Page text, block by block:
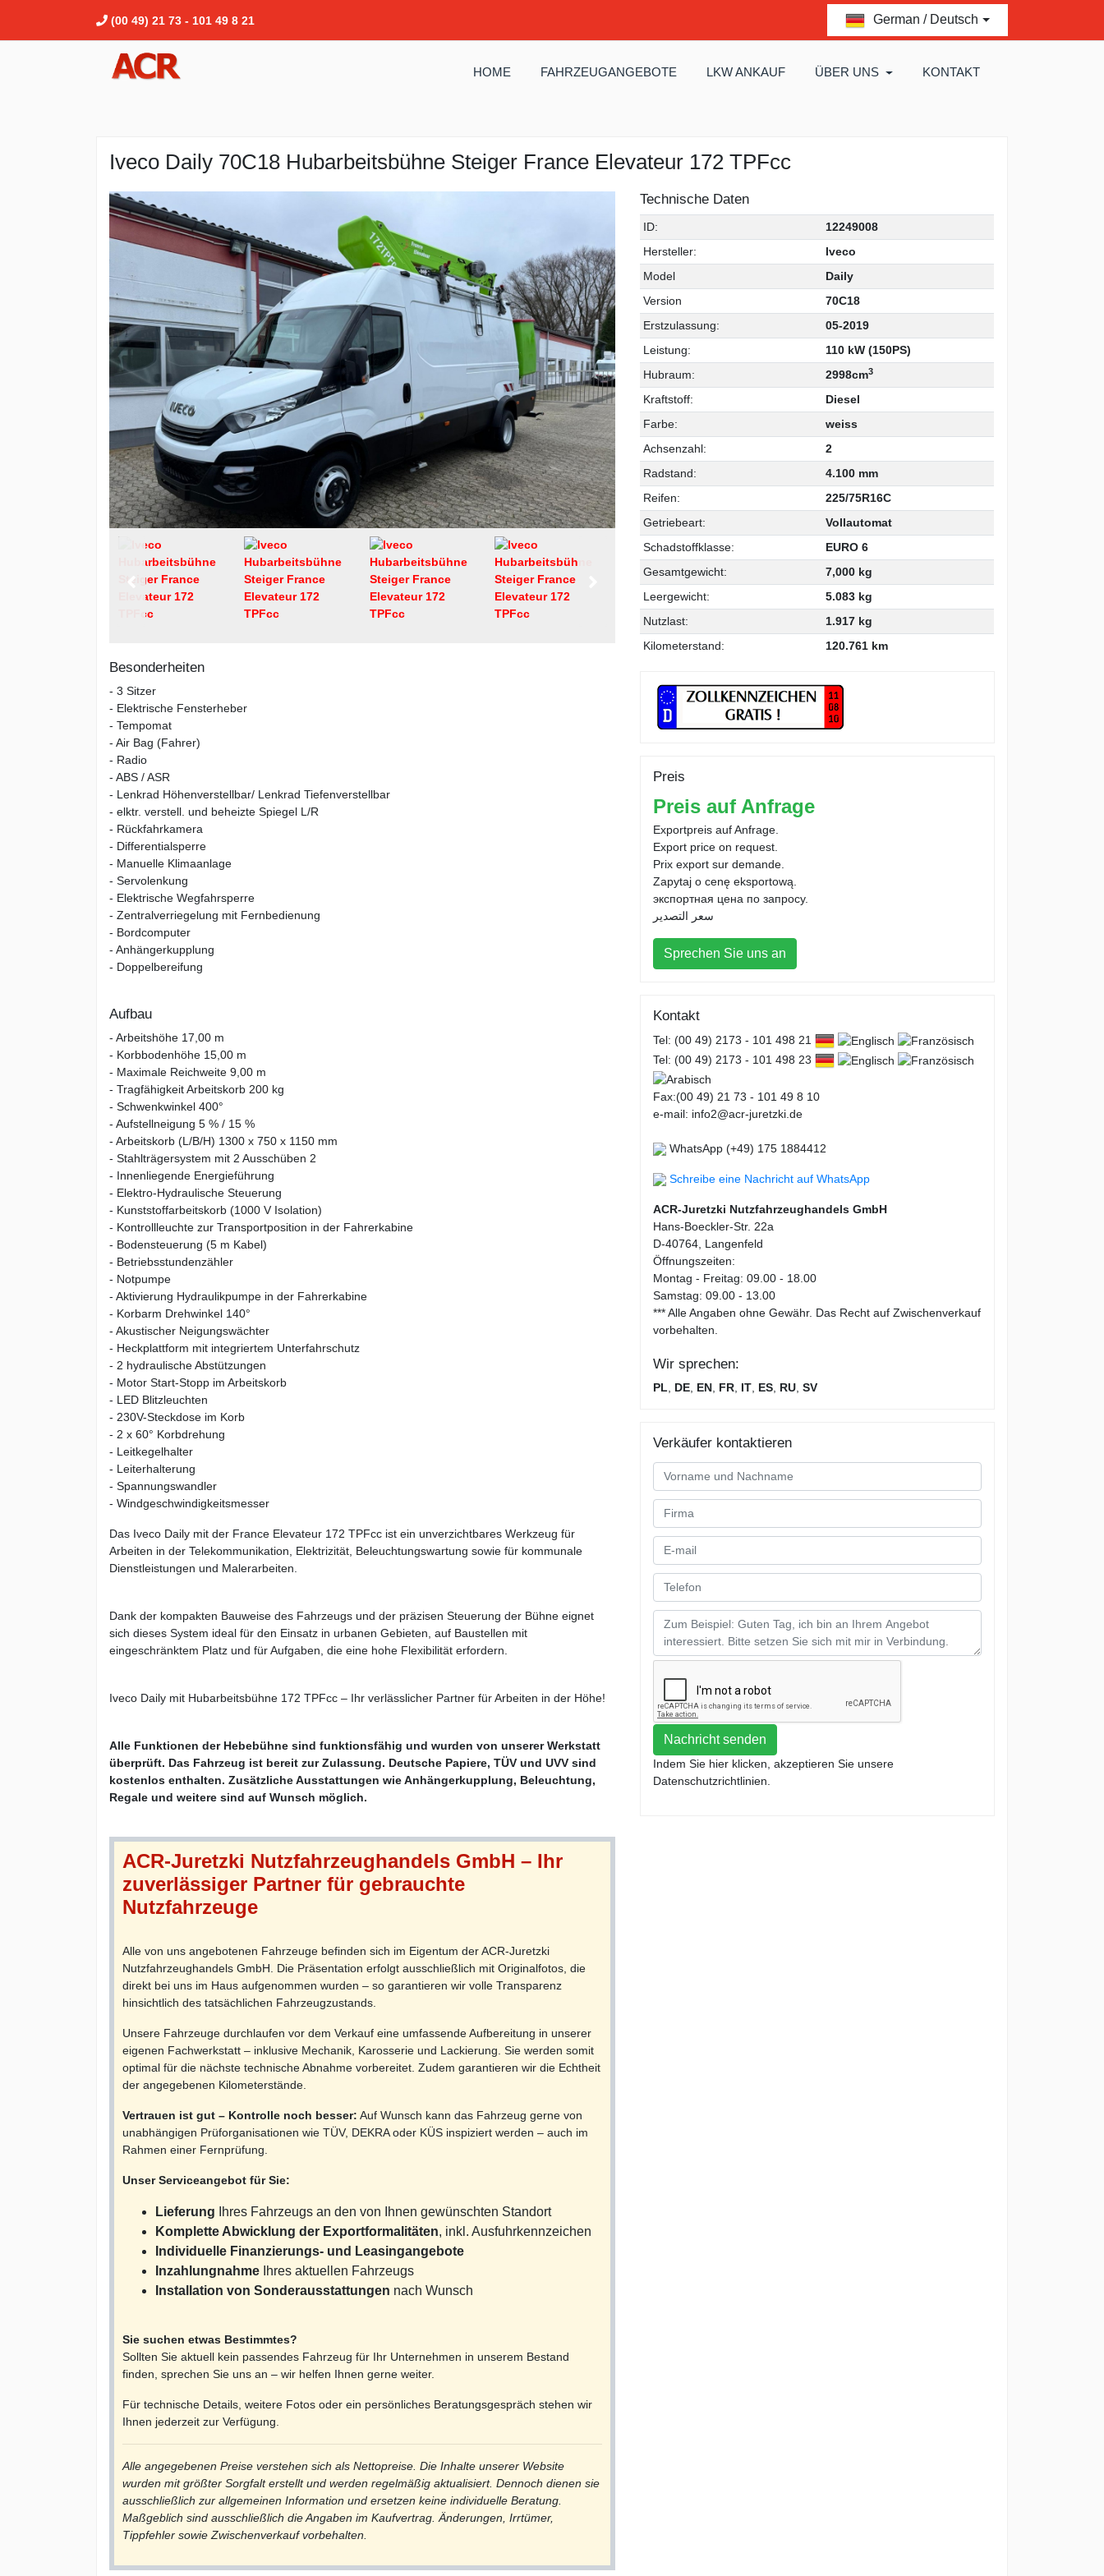
(00 49) 21 73 - 101 49 8 21 German / Deutsch
HOME FAHRZEUGANGEBOTE LKW ANKAUF ÜBER UNS KONTAKT
Iveco Daily 70C18 Hubarbeitsbühne Steiger France Elevateur 172 TPFcc
Besonderheiten
- 3 Sitzer
- Elektrische Fensterheber
- Tempomat
- Air Bag (Fahrer)
- Radio
- ABS / ASR
- Lenkrad Höhenverstellbar/ Lenkrad Tiefenverstellbar
- elktr. verstell. und beheizte Spiegel L/R
- Rückfahrkamera
- Differentialsperre
- Manuelle Klimaanlage
- Servolenkung
- Elektrische Wegfahrsperre
- Zentralverriegelung mit Fernbedienung
- Bordcomputer
- Anhängerkupplung
- Doppelbereifung
Aufbau
- Arbeitshöhe 17,00 m
- Korbbodenhöhe 15,00 m
- Maximale Reichweite 9,00 m
- Tragfähigkeit Arbeitskorb 200 kg
- Schwenkwinkel 400°
- Aufstellneigung 5 % / 15 %
- Arbeitskorb (L/B/H) 1300 x 750 x 1150 mm
- Stahlträgersystem mit 2 Ausschüben 2
- Innenliegende Energieführung
- Elektro-Hydraulische Steuerung
- Kunststoffarbeitskorb (1000 V Isolation)
- Kontrollleuchte zur Transportposition in der Fahrerkabine
- Bodensteuerung (5 m Kabel)
- Betriebsstundenzähler
- Notpumpe
- Aktivierung Hydraulikpumpe in der Fahrerkabine
- Korbarm Drehwinkel 140°
- Akustischer Neigungswächter
- Heckplattform mit integriertem Unterfahrschutz
- 2 hydraulische Abstützungen
- Motor Start-Stopp im Arbeitskorb
- LED Blitzleuchten
- 230V-Steckdose im Korb
- 2 x 60° Korbdrehung
- Leitkegelhalter
- Leiterhalterung
- Spannungswandler
- Windgeschwindigkeitsmesser
Das Iveco Daily mit der France Elevateur 172 TPFcc ist ein unverzichtbares Werkzeug für
Arbeiten in der Telekommunikation, Elektrizität, Beleuchtungswartung sowie für kommunale
Dienstleistungen und Malerarbeiten.
Dank der kompakten Bauweise des Fahrzeugs und der präzisen Steuerung der Bühne eignet
sich dieses System ideal für den Einsatz in urbanen Gebieten, auf Baustellen mit
eingeschränktem Platz und für Aufgaben, die eine hohe Flexibilität erfordern.
Iveco Daily mit Hubarbeitsbühne 172 TPFcc – Ihr verlässlicher Partner für Arbeiten in der Höhe!
Alle Funktionen der Hebebühne sind funktionsfähig und wurden von unserer Werkstatt
überprüft. Das Fahrzeug ist bereit zur Zulassung. Deutsche Papiere, TÜV und UVV sind
kostenlos enthalten. Zusätzliche Ausstattungen wie Anhängerkupplung, Beleuchtung,
Regale und weitere sind auf Wunsch möglich.
ACR-Juretzki Nutzfahrzeughandels GmbH – Ihr
zuverlässiger Partner für gebrauchte
Nutzfahrzeuge
Alle von uns angebotenen Fahrzeuge befinden sich im Eigentum der ACR-Juretzki
Nutzfahrzeughandels GmbH. Die Präsentation erfolgt ausschließlich mit Originalfotos, die
direkt bei uns im Haus aufgenommen wurden – so garantieren wir volle Transparenz
hinsichtlich des tatsächlichen Fahrzeugzustands.
Unsere Fahrzeuge durchlaufen vor dem Verkauf eine umfassende Aufbereitung in unserer
eigenen Fachwerkstatt – inklusive Mechanik, Karosserie und Lackierung. Sie werden somit
optimal für die nächste technische Abnahme vorbereitet. Zudem garantieren wir die Echtheit
der angegebenen Kilometerstände.
Vertrauen ist gut – Kontrolle noch besser: Auf Wunsch kann das Fahrzeug gerne von
unabhängigen Prüforganisationen wie TÜV, DEKRA oder KÜS inspiziert werden – auch im
Rahmen einer Fernprüfung.
Unser Serviceangebot für Sie:
Lieferung Ihres Fahrzeugs an den von Ihnen gewünschten Standort
Komplette Abwicklung der Exportformalitäten, inkl. Ausfuhrkennzeichen
Individuelle Finanzierungs- und Leasingangebote
Inzahlungnahme Ihres aktuellen Fahrzeugs
Installation von Sonderausstattungen nach Wunsch
Sie suchen etwas Bestimmtes?
Sollten Sie aktuell kein passendes Fahrzeug für Ihr Unternehmen in unserem Bestand
finden, sprechen Sie uns an – wir helfen Ihnen gerne weiter.
Für technische Details, weitere Fotos oder ein persönliches Beratungsgespräch stehen wir
Ihnen jederzeit zur Verfügung.
Alle angegebenen Preise verstehen sich als Nettopreise. Die Inhalte unserer Website
wurden mit größter Sorgfalt erstellt und werden regelmäßig aktualisiert. Dennoch dienen sie
ausschließlich zur allgemeinen Information und ersetzen keine individuelle Beratung.
Maßgeblich sind ausschließlich die Angaben im Kaufvertrag. Änderungen, Irrtümer,
Tippfehler sowie Zwischenverkauf vorbehalten.
Technische Daten
ID:
12249008
Hersteller:
Iveco
Model
Daily
Version
70C18
Erstzulassung:
05-2019
Leistung:
110 kW (150PS)
Hubraum:
2998cm3
Kraftstoff:
Diesel
Farbe:
weiss
Achsenzahl:
2
Radstand:
4.100 mm
Reifen:
225/75R16C
Getriebeart:
Vollautomat
Schadstoffklasse:
EURO 6
Gesamtgewicht:
7,000 kg
Leergewicht:
5.083 kg
Nutzlast:
1.917 kg
Kilometerstand:
120.761 km
Preis
Preis auf Anfrage
Exportpreis auf Anfrage.
Export price on request.
Prix export sur demande.
Zapytaj o cenę eksportową.
экспортная цена по запросу.
سعر التصدير
Sprechen Sie uns an
Kontakt
Tel: (00 49) 2173 - 101 498 21
Tel: (00 49) 2173 - 101 498 23
Fax:(00 49) 21 73 - 101 49 8 10
e-mail: info2@acr-juretzki.de
WhatsApp (+49) 175 1884412
Schreibe eine Nachricht auf WhatsApp
ACR-Juretzki Nutzfahrzeughandels GmbH
Hans-Boeckler-Str. 22a
D-40764, Langenfeld
Öffnungszeiten:
Montag - Freitag: 09.00 - 18.00
Samstag: 09.00 - 13.00
*** Alle Angaben ohne Gewähr. Das Recht auf Zwischenverkauf
vorbehalten.
Wir sprechen:
PL DE EN FR IT ES RU ,SV
Verkäufer kontaktieren
Nachricht senden
Indem Sie hier klicken, akzeptieren Sie unsere
Datenschutzrichtlinien.